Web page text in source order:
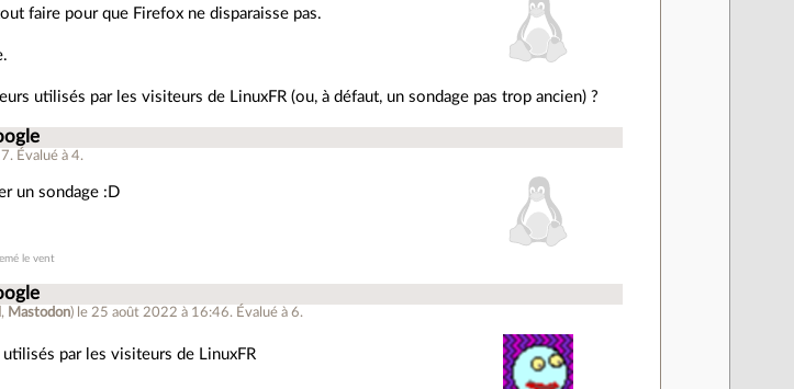
faire pour que Firefox ne disparaisse pas.
utilisés par les visiteurs de LinuxFR (ou, à défaut, un sondage pas trop ancien) ?
. Évalué à4.
un sondage :D
le vent
, Mastodon) le 25 août 2022 à 16:46. Évalué à6.
par les visiteurs de LinuxFR